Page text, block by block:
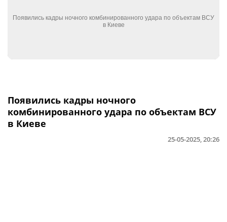
Появились кадры ночного
комбинированного удара по объектам ВСУ
в Киеве
25-05-2025, 20:26